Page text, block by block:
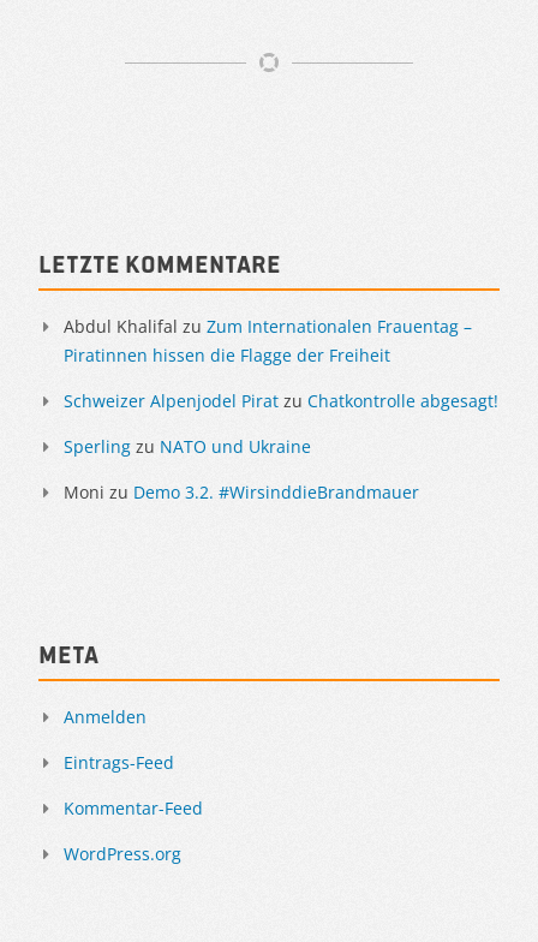
Sidebar
Letzte Kommentare
Abdul Khalifal zu Zum Internationalen Frauentag –
Piratinnen hissen die Flagge der Freiheit
Schweizer Alpenjodel Pirat zu Chatkontrolle abgesagt!
Sperling zu NATO und Ukraine
Moni zu Demo 3.2. #WirsinddieBrandmauer
Meta
Anmelden
Eintrags-Feed
Kommentar-Feed
WordPress.org